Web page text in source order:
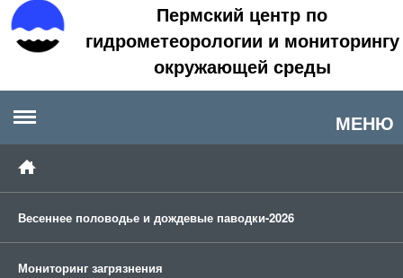
Пермский центр по
гидрометеорологии и мониторингу
окружающей среды
МЕНЮ
Весеннее половодье и дождевые паводки-2026
Мониторинг загрязнения